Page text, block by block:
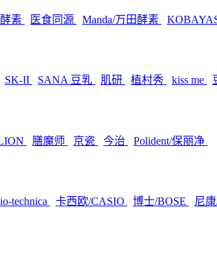
素 医食同源 Manda/万田酵素
SK-II SANA 豆乳 肌研 植村秀 kiss me
膳魔师 京瓷 今治 Polident/保丽净
technica 卡西欧/CASIO 博士/BOSE 尼